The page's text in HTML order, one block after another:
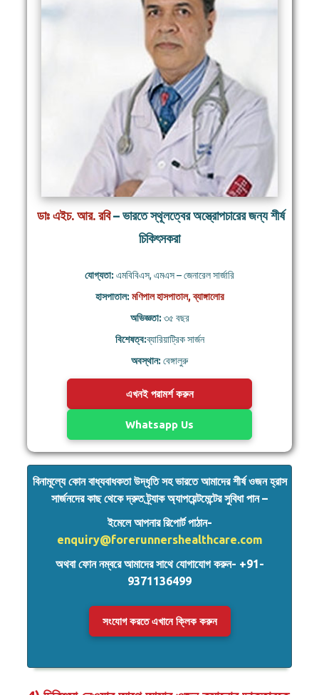
ডাঃ এইচ. আর. রবি– ভারতে স্থূলত্বের অস্ত্রোপচারের জন্য শীর্ষ
চিকিৎসকরা
যোগ্যতা: এমবিবিএস, এমএস – জেনারেল সার্জারি
হাসপাতাল: মণিপাল হাসপাতাল, ব্যাঙ্গালোর
অভিজ্ঞতা: ৩৫ বছর
বিশেষত্ব:ব্যারিয়াট্রিক সার্জন
অবস্থান: বেঙ্গালুরু
এখনই পরামর্শ করুন
Whatsapp Us
বিনামূল্যে কোন বাধ্যবাধকতা উদ্ধৃতি সহ ভারতে আমাদের শীর্ষ ওজন হ্রাস
সার্জনদের কাছ থেকে দ্রুত ট্র্যাক অ্যাপয়েন্টমেন্টের সুবিধা পান –
ইমেলে আপনার রিপোর্ট পাঠান-
enquiry@forerunnershealthcare.com
অথবা ফোন নম্বরে আমাদের সাথে যোগাযোগ করুন- +91-
9371136499
সংযোগ করতে এখানে ক্লিক করুন